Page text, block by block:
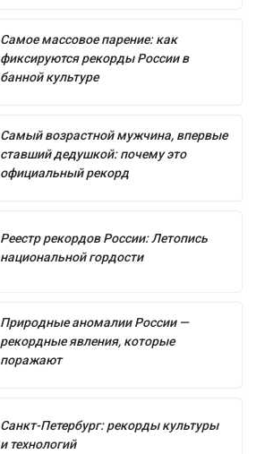
Самое массовое парение: как
фиксируются рекорды России в
банной культуре
Самый возрастной мужчина, впервые
ставший дедушкой: почему это
официальный рекорд
Реестр рекордов России: Летопись
национальной гордости
Природные аномалии России —
рекордные явления, которые
поражают
Санкт-Петербург: рекорды культуры
и технологий